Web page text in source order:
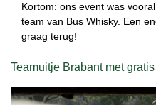
Kortom: ons event was
team van Bus Whisky. Een
graag terug!
Teamuitje Brabant met